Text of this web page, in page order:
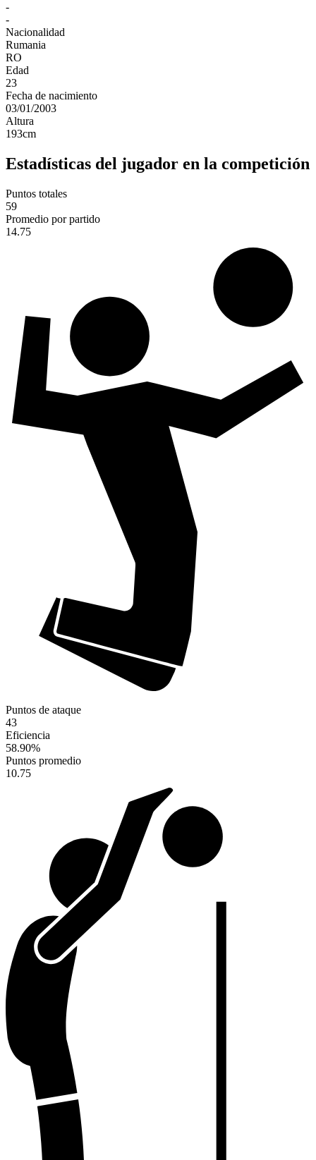
-
-
Nacionalidad
Rumania
RO
Edad
23
Fecha de nacimiento
03/01/2003
Altura
193cm
Estadísticas del jugador en la competición
Puntos totales
59
Promedio por partido
14.75
Puntos de ataque
43
Eficiencia
58.90%
Puntos promedio
10.75